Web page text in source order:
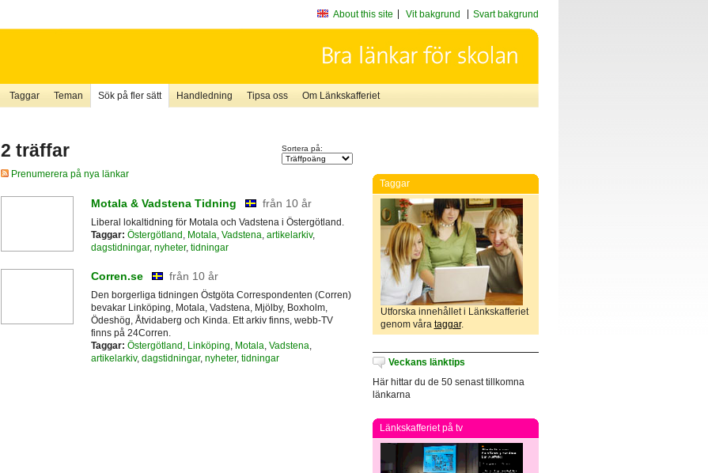
About this site Vit bakgrund Svart bakgrund
Taggar Teman Sök på fler sätt Handledning Tipsa oss Om Länkskafferiet
2 träffar Sortera på:
Prenumerera på nya länkar
Motala & Vadstena Tidning från 10 år
Liberal lokaltidning för Motala och Vadstena i Östergötland.
Taggar: Östergötland Motala Vadstena artikelarkiv,
dagstidningar, nyheter, tidningar
Corren.se från 10 år
Den borgerliga tidningen Östgöta Correspondenten (Corren)
bevakar Linköping, Motala, Vadstena, Mjölby, Boxholm,
Ödeshög, Åtvidaberg och Kinda. Ett arkiv finns, webb-TV
finns på 24Corren.
Taggar: Östergötland , Linköping, Motala, Vadstena,
artikelarkiv, dagstidningar, nyheter, tidningar
Taggar
Utforska innehållet i Länkskafferiet
genom våra taggar.
Veckans länktips
Här hittar du de 50 senast tillkomna
länkarna
Länkskafferiet på tv